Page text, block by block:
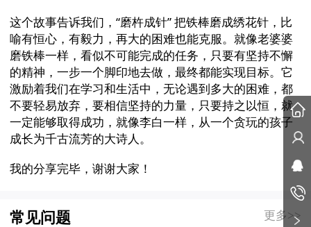
这个故事告诉我们，“磨杵成针” 把铁棒磨成绣花针，比
喻有恒心，有毅力，再大的困难也能克服。就像老婆婆
磨铁棒一样，看似不可能完成的任务，只要有坚持不懈
的精神，一步一个脚印地去做，最终都能实现目标。它
激励着我们在学习和生活中，无论遇到多大的困难，都
不要轻易放弃，要相信坚持的力量，只要持之以恒，就
一定能够取得成功，就像李白一样，从一个贪玩的孩子
成长为千古流芳的大诗人。
我的分享完毕，谢谢大家！
常见问题 更多>>